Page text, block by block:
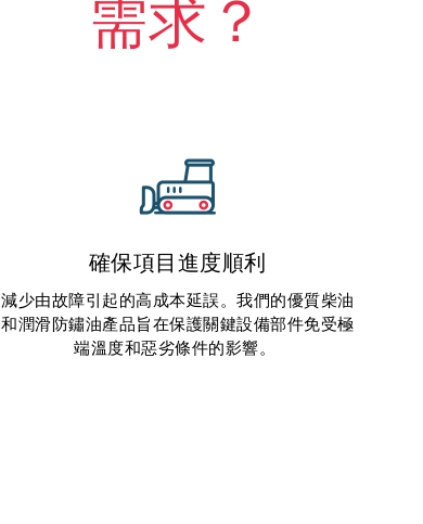
需求？
確保項目進度順利
減少由故障引起的高成本延誤。我們的優質柴油
和潤滑防鏽油產品旨在保護關鍵設備部件免受極
端溫度和惡劣條件的影響。